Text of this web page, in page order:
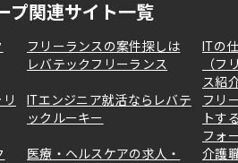
プ関連サイト一覧
フリーランスの案件探しは
レバテックフリーランス
ITの
（フ
ス紹
ITエンジニア就活ならレバテ
ックルーキー
フリ
トす
フォ
医療・ヘルスケアの求人・
介護